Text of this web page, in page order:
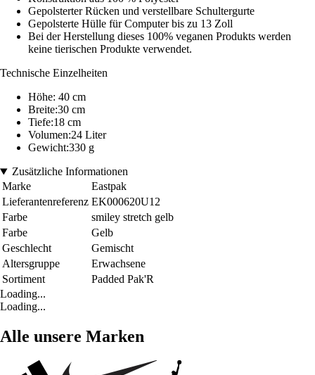
Gepolsterter Rücken und verstellbare Schultergurte
Gepolsterte Hülle für Computer bis zu 13 Zoll
Bei der Herstellung dieses 100% veganen Produkts werden
keine tierischen Produkte verwendet.
Technische Einzelheiten
Höhe: 40 cm
Breite:30 cm
Tiefe:18 cm
Volumen:24 Liter
Gewicht:330 g
Zusätzliche Informationen
Marke
Eastpak
Lieferantenreferenz EK000620U12
Farbe
smiley stretch gelb
Farbe
Gelb
Geschlecht
Gemischt
Altersgruppe
Erwachsene
Sortiment
Padded Pak'R
Loading...
Loading...
Alle unsere Marken